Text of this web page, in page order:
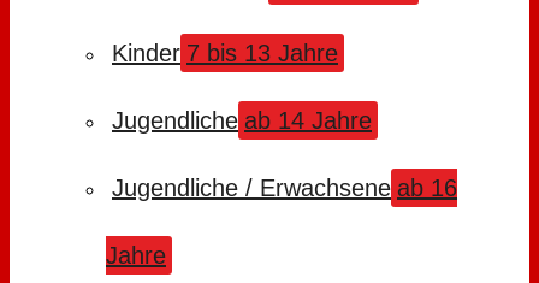
Kinder 7 bis 13 Jahre
Jugendliche ab 14 Jahre
Jugendliche / Erwachsene ab 16
Jahre